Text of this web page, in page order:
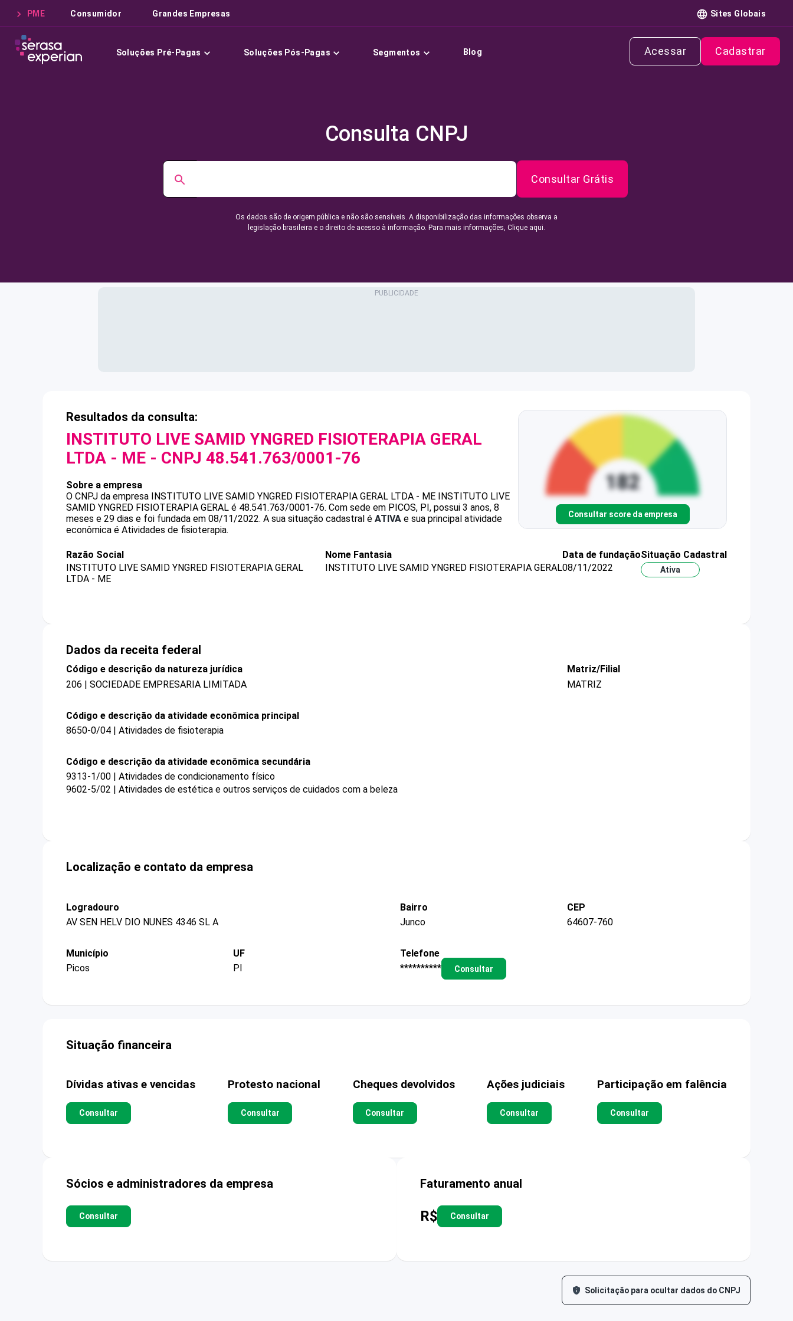
PME Consumidor Grandes Empresas Sites Globais
Soluções Pré-Pagas Soluções Pós-Pagas Segmentos Blog Acessar Cadastrar
Consulta CNPJ
Consultar Grátis
Os dados são de origem pública e não são sensíveis. A disponibilização das informações observa a
legislação brasileira e o direito de acesso à informação. Para mais informações, Clique aqui.
Resultados da consulta:
INSTITUTO LIVE SAMID YNGRED FISIOTERAPIA GERAL
LTDA - ME - CNPJ 48.541.763/0001-76
Sobre a empresa
O CNPJ da empresa INSTITUTO LIVE SAMID YNGRED FISIOTERAPIA GERAL LTDA - ME INSTITUTO LIVE
SAMID YNGRED FISIOTERAPIA GERAL é 48.541.763/0001-76. Com sede em PICOS, PI, possui 3 anos, 8
meses e 29 dias e foi fundada em 08/11/2022. A sua situação cadastral é ATIVA e sua principal atividade
econômica é Atividades de fisioterapia.
Consultar score da empresa
Razão Social
INSTITUTO LIVE SAMID YNGRED FISIOTERAPIA GERAL
LTDA - ME
Nome Fantasia
INSTITUTO LIVE SAMID YNGRED FISIOTERAPIA GERAL
Data de fundação
08/11/2022
Situação Cadastral
Ativa
Dados da receita federal
Código e descrição da natureza jurídica
206 | SOCIEDADE EMPRESARIA LIMITADA
Matriz/Filial
MATRIZ
Código e descrição da atividade econômica principal
8650-0/04 | Atividades de fisioterapia
Código e descrição da atividade econômica secundária
9313-1/00 | Atividades de condicionamento físico
9602-5/02 | Atividades de estética e outros serviços de cuidados com a beleza
Localização e contato da empresa
Logradouro
AV SEN HELV DIO NUNES 4346 SL A
Bairro
Junco
CEP
64607-760
Município
Picos
UF
PI
Telefone
**********
Consultar
Situação financeira
Dívidas ativas e vencidas
Consultar
Protesto nacional
Consultar
Cheques devolvidos
Consultar
Ações judiciais
Consultar
Participação em falência
Consultar
Sócios e administradores da empresa
Consultar
Faturamento anual
R$ Consultar
Solicitação para ocultar dados do CNPJ